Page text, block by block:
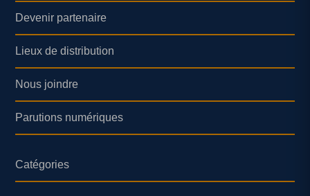
Devenir partenaire
Lieux de distribution
Nous joindre
Parutions numériques
Catégories